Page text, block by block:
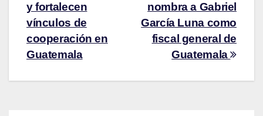
nombra a Gabriel
García Luna como
fiscal general de
Guatemala
y fortalecen
vínculos de
cooperación en
Guatemala